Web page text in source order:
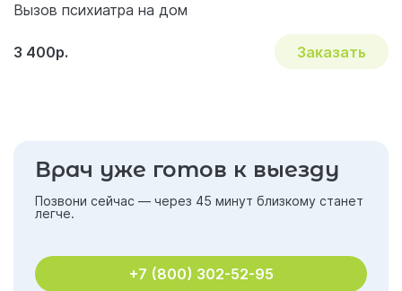
Вызов психиатра на дом
3 400р. Заказать
Врач уже готов к выезду
Позвони сейчас — через 45 минут близкому станет
легче.
+7 (800) 302-52-95